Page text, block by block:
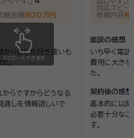
頼金額約20万円
りました行き違いも
。
らですからどうなる
通しを情報欲しいで
対応スピー
依頼内容相
面談の感想
いち早く電話
費用に大き
た。
契約後の感想
基本的に以降
必要十分なご
す。
スクロールできます